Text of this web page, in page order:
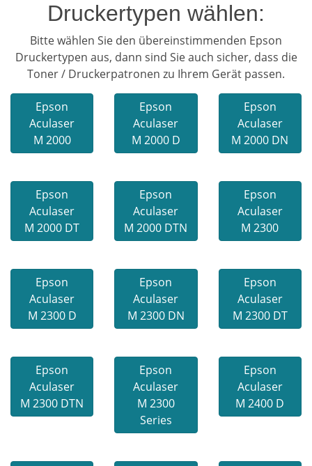
Druckertypen wählen:
Bitte wählen Sie den übereinstimmenden Epson
Druckertypen aus, dann sind Sie auch sicher, dass die
Toner / Druckerpatronen zu Ihrem Gerät passen.
Epson
Aculaser
M 2000
Epson
Aculaser
M 2000 D
Epson
Aculaser
M 2000 DN
Epson
Aculaser
M 2000 DT
Epson
Aculaser
M 2000 DTN
Epson
Aculaser
M 2300
Epson
Aculaser
M 2300 D
Epson
Aculaser
M 2300 DN
Epson
Aculaser
M 2300 DT
Epson
Aculaser
M 2300 DTN
Epson
Aculaser
M 2300
Series
Epson
Aculaser
M 2400 D